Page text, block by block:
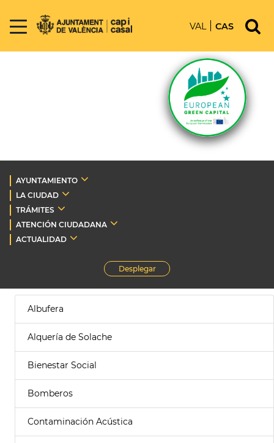
VAL CAS
AYUNTAMIENTO
LA CIUDAD
TRÁMITES
ATENCIÓN CIUDADANA
ACTUALIDAD
Desplegar
Albufera
Alquería de Solache
Bienestar Social
Bomberos
Contaminación Acústica